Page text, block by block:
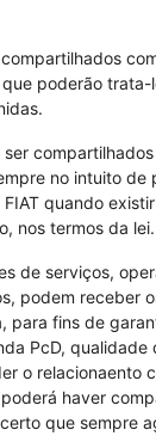
poderão
compartilhados
no intuito de
quando
nos termos da lei.
de serviços,
podem receber
para fins de
PcD, qualidade
o relacionaento
haver
que sempre